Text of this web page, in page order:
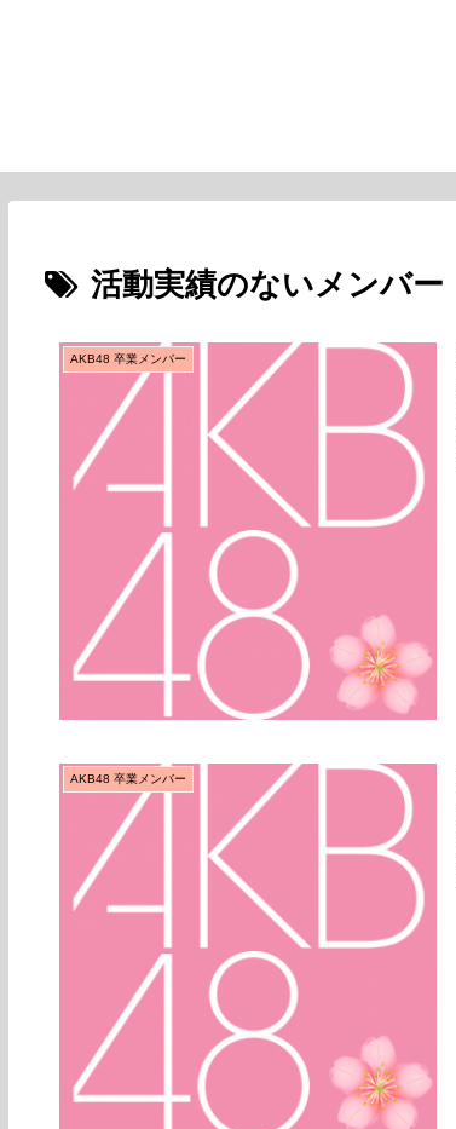
活動実績のないメンバー
AKB48 卒業メンバー
AKB48 卒業メンバー